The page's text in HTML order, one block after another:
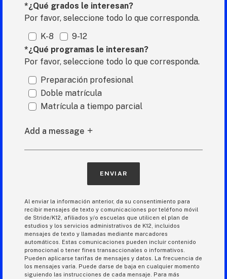
*¿Qué grados le interesan?
Por favor, seleccione todo lo que corresponda.
K-8
9-12
*¿Qué programas le interesan?
Por favor, seleccione todo lo que corresponda.
Preparación profesional
Doble matrícula
Matrícula a tiempo parcial
Add a message
ENVIAR
Al enviar la información anterior, da su consentimiento para
recibir mensajes de texto y comunicaciones por teléfono móvil
de Stride/K12, afiliados y/o escuelas que utilicen el plan de
estudios y los servicios administrativos de K12, incluidos
mensajes de texto y llamadas mediante marcadores
automáticos. Estas comunicaciones pueden incluir contenido
promocional o tener fines transaccionales o informativos.
Pueden aplicarse tarifas de mensajes y datos. La frecuencia de
los mensajes varía. Puede darse de baja en cualquier momento
siguiendo las instrucciones de cada mensaje. Para más